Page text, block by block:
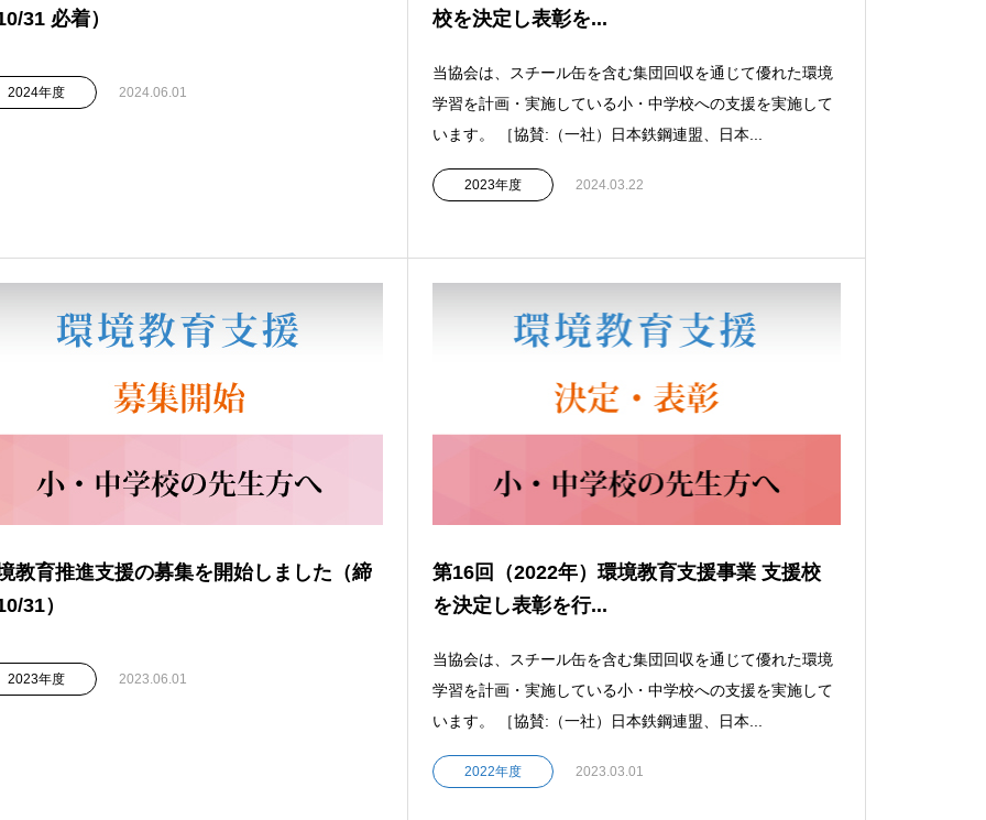
31 必着）
2024年度 2024.06.01
校を決定し表彰を...
当協会は、スチール缶を含む集団回収を通じて優れた環境
学習を計画・実施している小・中学校への支援を実施して
います。 ［協賛:（一社）日本鉄鋼連盟、日本...
2023年度 2024.03.22
教育推進支援の募集を開始しました（締
31）
2023年度 2023.06.01
第16回（2022年）環境教育支援事業 支援校
を決定し表彰を行...
当協会は、スチール缶を含む集団回収を通じて優れた環境
学習を計画・実施している小・中学校への支援を実施して
います。 ［協賛:（一社）日本鉄鋼連盟、日本...
2022年度 2023.03.01